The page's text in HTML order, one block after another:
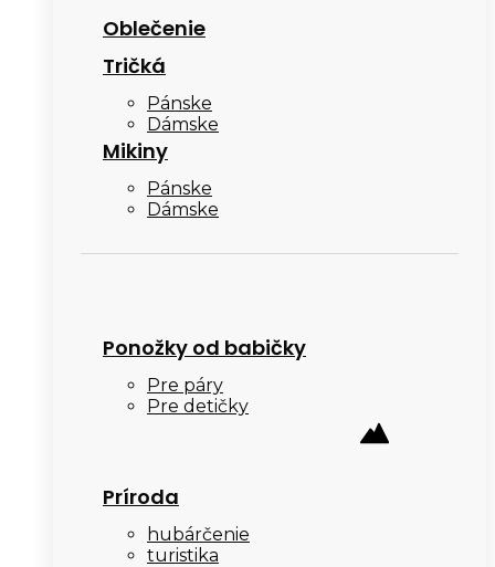
Oblečenie
Tričká
Pánske
Dámske
Mikiny
Pánske
Dámske
Ponožky od babičky
Pre páry
Pre detičky
Príroda
hubárčenie
turistika